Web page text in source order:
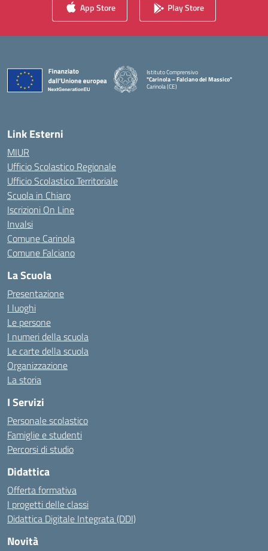
App Store Play Store
Istituto Comprensivo
"Carinola – Falciano del Massico"
Carinola (CE)
Link Esterni
MIUR
Ufficio Scolastico Regionale
Ufficio Scolastico Territoriale
Scuola in Chiaro
Iscrizioni On Line
Invalsi
Comune Carinola
Comune Falciano
La Scuola
Presentazione
I luoghi
Le persone
I numeri della scuola
Le carte della scuola
Organizzazione
La storia
I Servizi
Personale scolastico
Famiglie e studenti
Percorsi di studio
Didattica
Offerta formativa
I progetti delle classi
Didattica Digitale Integrata (DDI)
Novità